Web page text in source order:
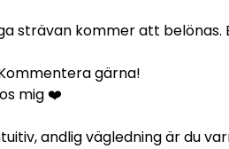
strävan kommer att
gärna!
mig ❤️
andlig vägledning är du